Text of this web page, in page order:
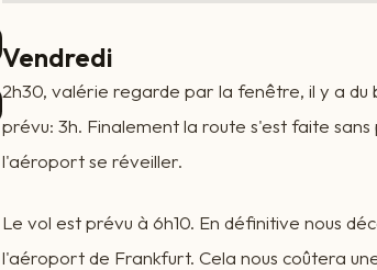
Vendredi
2h30, valérie regarde par la fenêtre, il y a du
prévu: 3h. Finalement la route s'est faite
l'aéroport se réveiller.
Le vol est prévu à 6h10. En définitive nous
l'aéroport de Frankfurt. Cela nous coûtera